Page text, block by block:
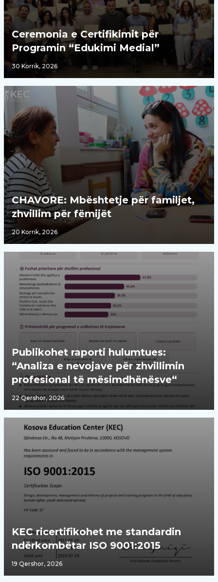
Ceremonia e Certifikimit për
Programin “Edukimi Medial”
30 Korrik, 2026
CHAVORE: Mbështetje për familjet,
zhvillim për fëmijët
20 Korrik, 2026
Publikohet raporti hulumtues:
“Analiza e nevojave për zhvillimin
profesional të mësimdhënësve“
22 Qershor, 2026
KEC ricertifikohet me standardin
ndërkombëtar ISO 9001:2015
19 Qershor, 2026